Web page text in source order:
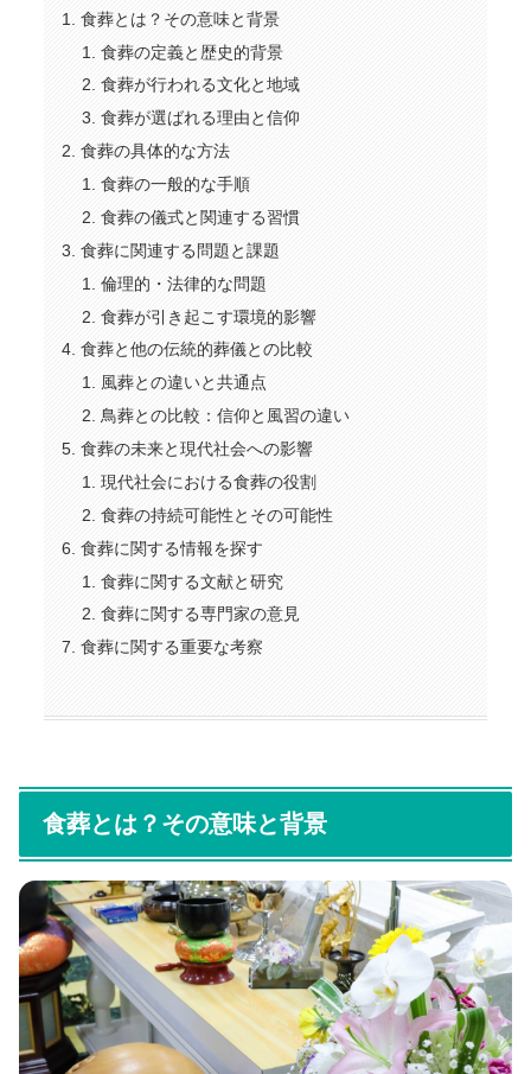
食葬とは？その意味と背景
食葬の定義と歴史的背景
食葬が行われる文化と地域
食葬が選ばれる理由と信仰
食葬の具体的な方法
食葬の一般的な手順
食葬の儀式と関連する習慣
食葬に関連する問題と課題
倫理的・法律的な問題
食葬が引き起こす環境的影響
食葬と他の伝統的葬儀との比較
風葬との違いと共通点
鳥葬との比較：信仰と風習の違い
食葬の未来と現代社会への影響
現代社会における食葬の役割
食葬の持続可能性とその可能性
食葬に関する情報を探す
食葬に関する文献と研究
食葬に関する専門家の意見
食葬に関する重要な考察
食葬とは？その意味と背景